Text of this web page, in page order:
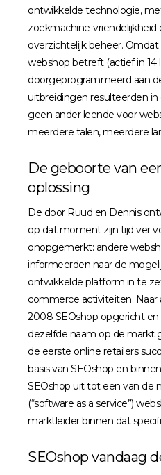
ontwikkelde technologie,
zoekmachine-vriendelijkheid
overzichtelijk beheer.
webshop betreft (actief in
doorgeprogrammeerd aan
uitbreidingen resulteerden
geen ander leende voor
meerdere talen, meerdere
De geboorte van
oplossing
De door Ruud en Dennis
op dat moment zijn tijd ver
onopgemerkt: andere
informeerden naar de
ontwikkelde platform in te
commerce activiteiten. Naar
2008 SEOshop opgericht
dezelfde naam op de markt
de eerste online retailers
basis van SEOshop en
SEOshop uit tot een van de
(“software as a service”)
marktleider binnen dat
SEOshop vandaag